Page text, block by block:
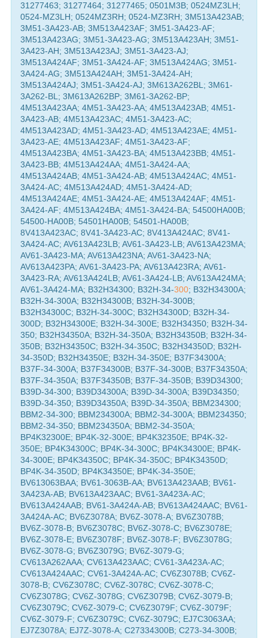
31277463; 31277464; 31277465; 0501M3B; 0524MZ3LH;
0524-MZ3LH; 0524MZ3RH; 0524-MZ3RH; 3M513A423AB;
3M51-3A423-AB; 3M513A423AF; 3M51-3A423-AF;
3M513A423AG; 3M51-3A423-AG; 3M513A423AH; 3M51-
3A423-AH; 3M513A423AJ; 3M51-3A423-AJ;
3M513A424AF; 3M51-3A424-AF; 3M513A424AG; 3M51-
3A424-AG; 3M513A424AH; 3M51-3A424-AH;
3M513A424AJ; 3M51-3A424-AJ; 3M613A262BL; 3M61-
3A262-BL; 3M613A262BP; 3M61-3A262-BP;
4M513A423AA; 4M51-3A423-AA; 4M513A423AB; 4M51-
3A423-AB; 4M513A423AC; 4M51-3A423-AC;
4M513A423AD; 4M51-3A423-AD; 4M513A423AE; 4M51-
3A423-AE; 4M513A423AF; 4M51-3A423-AF;
4M513A423BA; 4M51-3A423-BA; 4M513A423BB; 4M51-
3A423-BB; 4M513A424AA; 4M51-3A424-AA;
4M513A424AB; 4M51-3A424-AB; 4M513A424AC; 4M51-
3A424-AC; 4M513A424AD; 4M51-3A424-AD;
4M513A424AE; 4M51-3A424-AE; 4M513A424AF; 4M51-
3A424-AF; 4M513A424BA; 4M51-3A424-BA; 54500HA00B;
54500-HA00B; 54501HA00B; 54501-HA00B;
8V413A423AC; 8V41-3A423-AC; 8V413A424AC; 8V41-
3A424-AC; AV613A423LB; AV61-3A423-LB; AV613A423MA;
AV61-3A423-MA; AV613A423NA; AV61-3A423-NA;
AV613A423PA; AV61-3A423-PA; AV613A423RA; AV61-
3A423-RA; AV613A424LB; AV61-3A424-LB; AV613A424MA;
AV61-3A424-MA; B32H34300; B32H-34-300; B32H34300A;
B32H-34-300A; B32H34300B; B32H-34-300B;
B32H34300C; B32H-34-300C; B32H34300D; B32H-34-
300D; B32H34300E; B32H-34-300E; B32H34350; B32H-34-
350; B32H34350A; B32H-34-350A; B32H34350B; B32H-34-
350B; B32H34350C; B32H-34-350C; B32H34350D; B32H-
34-350D; B32H34350E; B32H-34-350E; B37F34300A;
B37F-34-300A; B37F34300B; B37F-34-300B; B37F34350A;
B37F-34-350A; B37F34350B; B37F-34-350B; B39D34300;
B39D-34-300; B39D34300A; B39D-34-300A; B39D34350;
B39D-34-350; B39D34350A; B39D-34-350A; BBM234300;
BBM2-34-300; BBM234300A; BBM2-34-300A; BBM234350;
BBM2-34-350; BBM234350A; BBM2-34-350A;
BP4K32300E; BP4K-32-300E; BP4K32350E; BP4K-32-
350E; BP4K34300C; BP4K-34-300C; BP4K34300E; BP4K-
34-300E; BP4K34350C; BP4K-34-350C; BP4K34350D;
BP4K-34-350D; BP4K34350E; BP4K-34-350E;
BV613063BAA; BV61-3063B-AA; BV613A423AAB; BV61-
3A423A-AB; BV613A423AAC; BV61-3A423A-AC;
BV613A424AAB; BV61-3A424A-AB; BV613A424AAC; BV61-
3A424A-AC; BV6Z3078A; BV6Z-3078-A; BV6Z3078B;
BV6Z-3078-B; BV6Z3078C; BV6Z-3078-C; BV6Z3078E;
BV6Z-3078-E; BV6Z3078F; BV6Z-3078-F; BV6Z3078G;
BV6Z-3078-G; BV6Z3079G; BV6Z-3079-G;
CV613A262AAA; CV613A423AAC; CV61-3A423A-AC;
CV613A424AAC; CV61-3A424A-AC; CV6Z3078B; CV6Z-
3078-B; CV6Z3078C; CV6Z-3078C; CV6Z-3078-C;
CV6Z3078G; CV6Z-3078G; CV6Z3079B; CV6Z-3079-B;
CV6Z3079C; CV6Z-3079-C; CV6Z3079F; CV6Z-3079F;
CV6Z-3079-F; CV6Z3079С; CV6Z-3079С; EJ7C3063AA;
EJ7Z3078A; EJ7Z-3078-A; C27334300B; C273-34-300B;